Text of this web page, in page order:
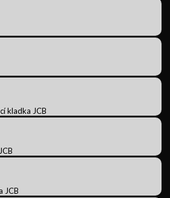
kladka JCB
JCB